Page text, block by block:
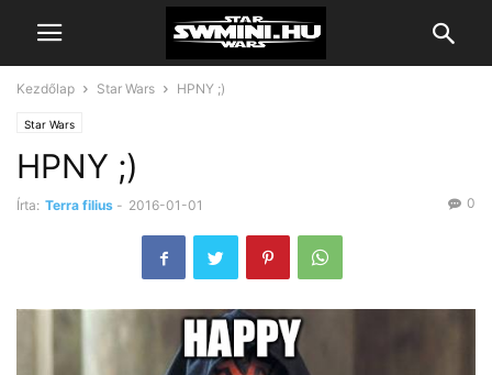
Kezdőlap Star Wars HPNY ;)
Star Wars
HPNY ;)
Írta: Terra filius - 2016-01-01 0